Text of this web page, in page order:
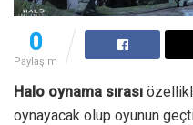
0
Paylaşım
Halo oynama sırası
oynayacak olup oyunun